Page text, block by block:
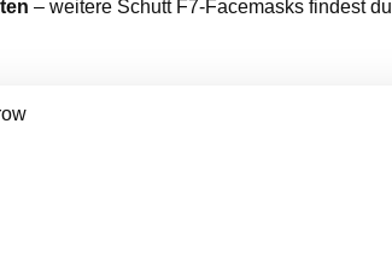
– weitere Schutt F7-Facemasks findest du